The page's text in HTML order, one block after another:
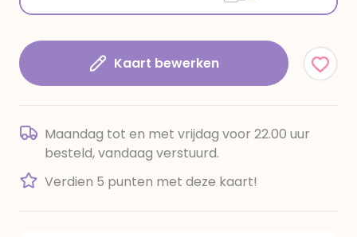
Kaart bewerken
Maandag tot en met vrijdag voor 22.00 uur
besteld, vandaag verstuurd.
Verdien 5 punten met deze kaart!